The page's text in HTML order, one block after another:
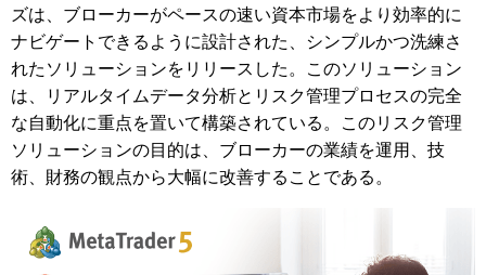
ズは、ブローカーがペースの速い資本市場をより効率的に
ナビゲートできるように設計された、シンプルかつ洗練さ
れたソリューションをリリースした。このソリューション
は、リアルタイムデータ分析とリスク管理プロセスの完全
な自動化に重点を置いて構築されている。このリスク管理
ソリューションの目的は、ブローカーの業績を運用、技
術、財務の観点から大幅に改善することである。